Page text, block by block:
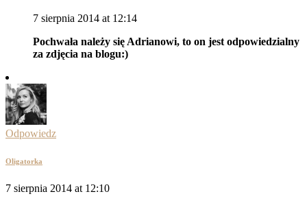
7 sierpnia 2014 at 12:14
Pochwała należy się Adrianowi, to on jest odpowiedzialny
za zdjęcia na blogu:)
Odpowiedz
Oligatorka
7 sierpnia 2014 at 12:10